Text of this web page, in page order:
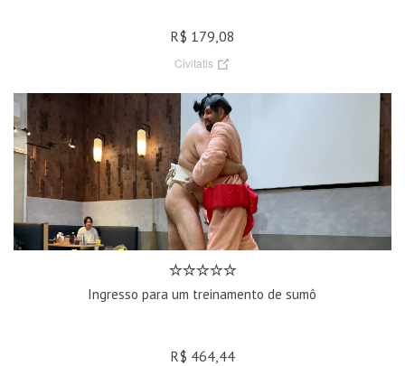
R$ 179,08
Civitatis
Ingresso para um treinamento de sumô
R$ 464,44